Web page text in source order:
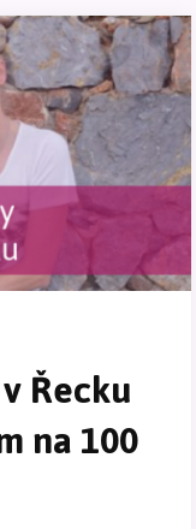
Řecku
na 100